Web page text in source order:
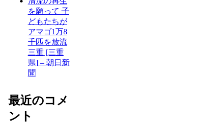
を願って 子
どもたちが
アマゴ1万8
千匹を放流
三重 [三重
県] – 朝日新
聞
最近のコメ
ント